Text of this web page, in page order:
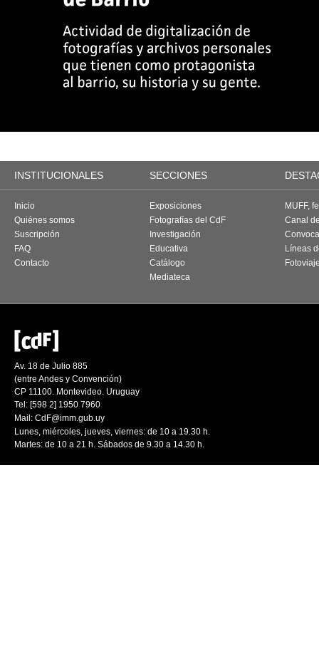
INSTITUCIONALES SECCIONES
Inicio
Quiénes somos
Suscripción
FAQ
Contacto
Exposiciones
Fotografías del CdF
Investigación
Educativa
Catálogo
Mediateca
MUFF,
Canal
Líneas
Av. 18 de Julio 885
(entre Andes y Convención)
CP 11100. Montevideo. Uruguay
Tel: [598 2] 1950 7960
Mail: CdF@imm.gub.uy
Lunes, miércoles, jueves, viernes: de 10 a 19.30 h.
Martes: de 10 a 21 h. Sábados de 9.30 a 14.30 h.